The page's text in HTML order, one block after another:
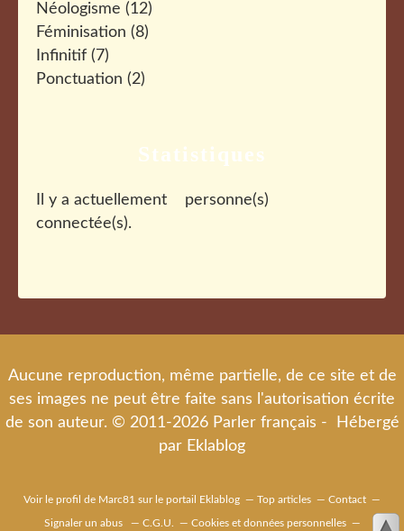
Néologisme (12)
Féminisation (8)
Infinitif (7)
Ponctuation (2)
Statistiques
Il y a actuellement
personne(s)
connectée(s).
Aucune reproduction, même partielle, de ce site et de
ses images ne peut être faite sans l'autorisation écrite
de son auteur. © 2011-2026 Parler français - Hébergé
par Eklablog
Voir le profil de Marc81 sur le portail Eklablog Top articles Contact
Signaler un abus C.G.U. Cookies et données personnelles